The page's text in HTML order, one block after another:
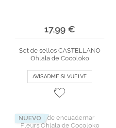
17,99 €
Set de sellos CASTELLANO
Ohlala de Cocoloko
AVISADME SI VUELVE
NUEVO